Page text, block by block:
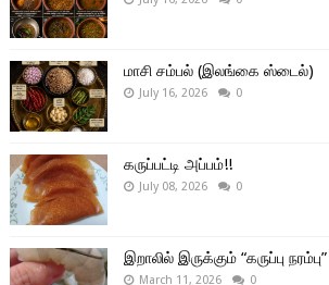
மாசி சம்பல் (இலங்கை ஸ்டைல்)
July 16, 2026 0
கருப்பட்டி அப்பம்!!
July 08, 2026 0
இறாலில் இருக்கும் “கருப்பு
March 11, 2026 0